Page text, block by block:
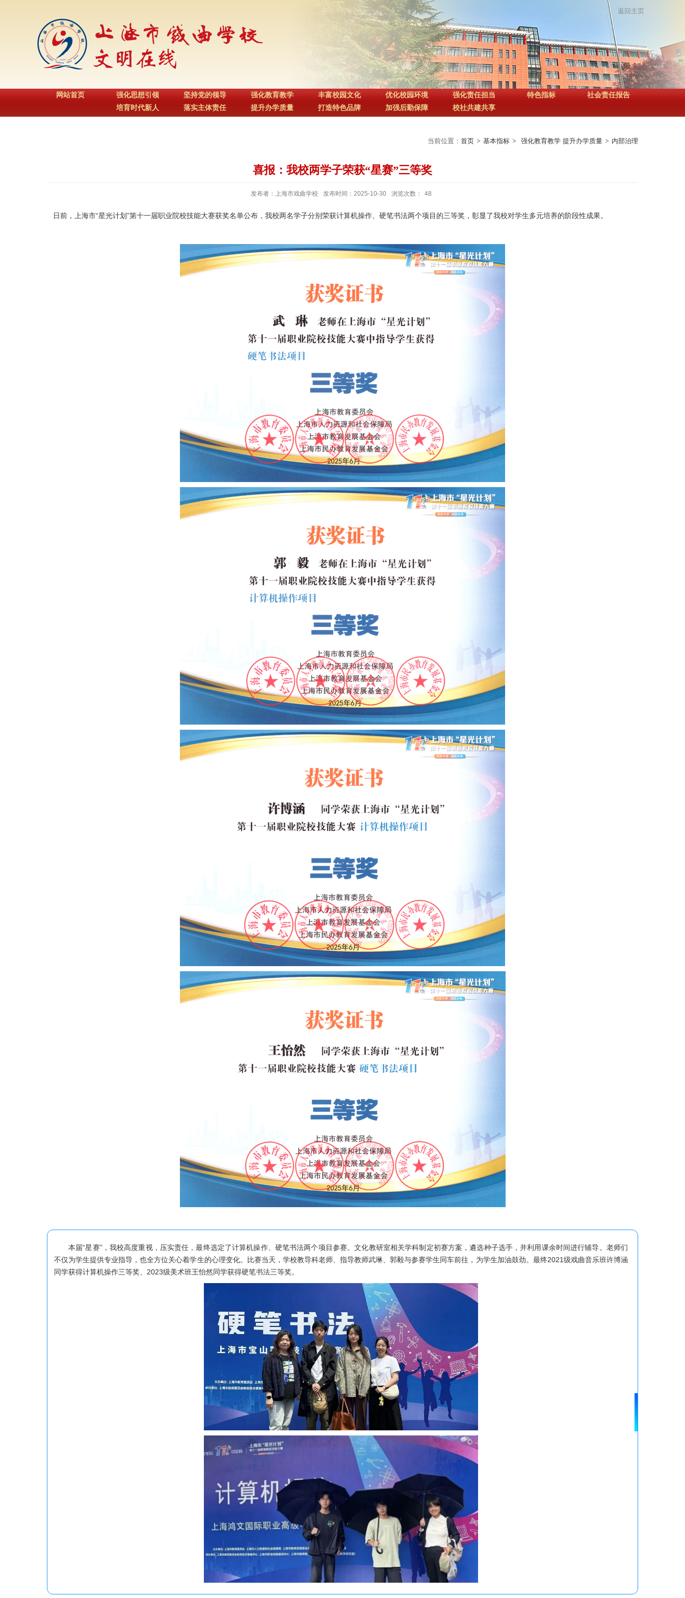
返回主页
网站首页
强化思想引领
培育时代新人
坚持党的领导
落实主体责任
强化教育教学
提升办学质量
丰富校园文化
打造特色品牌
优化校园环境
加强后勤保障
强化责任担当
校社共建共享
特色指标 社会责任报告
当前位置： 首页 > 基本指标 > 强化教育教学 提升办学质量 > 内部治理
喜报：我校两学子荣获“星赛”三等奖
发布者：上海市戏曲学校 发布时间：2025-10-30 浏览次数： 48
日前，上海市“星光计划”第十一届职业院校技能大赛获奖名单公布，我校两名学子分别荣获计算机操作、硬笔书法两个项目的三等奖，彰显了我校对学生多元培养的阶段性成果。
本届“星赛”，我校高度重视，压实责任，最终选定了计算机操作、硬笔书法两个项目参赛。文化教研室相关学科制定初赛方案，遴选种子选手，并利用课余时间进行辅导。老师们
不仅为学生提供专业指导，也全方位关心着学生的心理变化。比赛当天，学校教导科老师、指导教师武琳、郭毅与参赛学生同车前往，为学生加油鼓劲。最终2021级戏曲音乐班许博涵
同学获得计算机操作三等奖、2023级美术班王怡然同学获得硬笔书法三等奖。